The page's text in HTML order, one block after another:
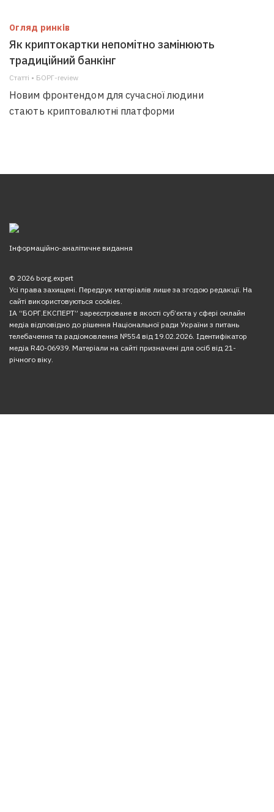
Огляд ринків
Як криптокартки непомітно замінюють
традиційний банкінг
Статті • БОРГ-review
Новим фронтендом для сучасної людини
стають криптовалютні платформи
Інформаційно-аналітичне видання
© 2026 borg.expert
Усі права захищені. Передрук матеріалів лише за згодою редакції. На
сайті використовуються cookies.
ІА “БОРГ.ЕКСПЕРТ” зареєстроване в якості суб’єкта у сфері онлайн
медіа відповідно до рішення Національної ради України з питань
телебачення та радіомовлення №554 від 19.02.2026. Ідентифікатор
медіа R40-06939. Матеріали на сайті призначені для осіб від 21-
річного віку.